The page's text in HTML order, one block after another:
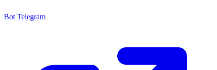
Bot Telegram